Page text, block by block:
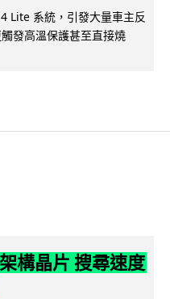
Lite 系統，引發大量車主反
發高溫保護甚至直接燒
構晶片 搜尋速度